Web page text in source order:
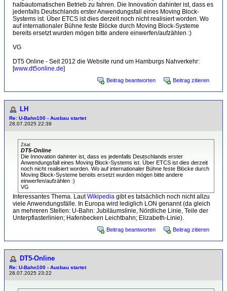
halbautomatischen Betrieb zu fahren. Die Innovation dahinter ist, dass es
jedenfalls Deutschlands erster Anwendungsfall eines Moving Block-
Systems ist. Über ETCS ist dies derzeit noch nicht realisiert worden. Wo
auf internationaler Bühne feste Blöcke durch Moving Block-Systeme
bereits ersetzt wurden mögen bitte andere einwerfen/aufzählen :)
VG
DT5 Online - Seit 2012 die Website rund um Hamburgs Nahverkehr:
[www.dt5online.de]
Beitrag beantworten Beitrag zitieren
LH
Re: U-Bahn100 - Ausbau startet
28.07.2025 22:39
Zitat
DT5-Online
Die Innovation dahinter ist, dass es jedenfalls Deutschlands erster
Anwendungsfall eines Moving Block-Systems ist. Über ETCS ist dies derzeit
noch nicht realisiert worden. Wo auf internationaler Bühne feste Blöcke durch
Moving Block-Systeme bereits ersetzt wurden mögen bitte andere
einwerfen/aufzählen :)
VG
Interessantes Thema. LautWikipedia gibt es tatsächlich noch nicht allzu
viele Anwendungsfälle. In Europa wird lediglich LON genannt (da gleich
an mehreren Stellen: U-Bahn: Jubiläumslinie, Nördliche Linie, Teile der
Unterpflasterlinien; Hafenbecken Leichtbahn; Elizabeth-Linie).
Beitrag beantworten Beitrag zitieren
DT5-Online
Re: U-Bahn100 - Ausbau startet
28.07.2025 23:22